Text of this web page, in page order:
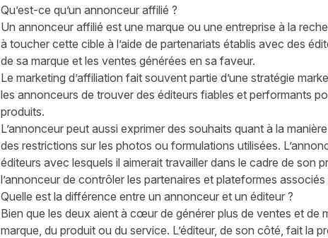
Qu’est-ce qu’un annonceur affilié ?
Un annonceur affilié est une marque ou une entreprise à la
à toucher cette cible à l’aide de partenariats établis avec des
de sa marque et les ventes générées en sa faveur.
Le marketing d’affiliation fait souvent partie d’une stratégie
les annonceurs de trouver des éditeurs fiables et performants
produits.
L’annonceur peut aussi exprimer des souhaits quant à la
des restrictions sur les photos ou formulations utilisées.
éditeurs avec lesquels il aimerait travailler dans le cadre de son
l’annonceur de contrôler les partenaires et plateformes associés
Quelle est la différence entre un annonceur et un éditeur ?
Bien que les deux aient à cœur de générer plus de ventes et de
marque, du produit ou du service. L’éditeur, de son côté, fait la